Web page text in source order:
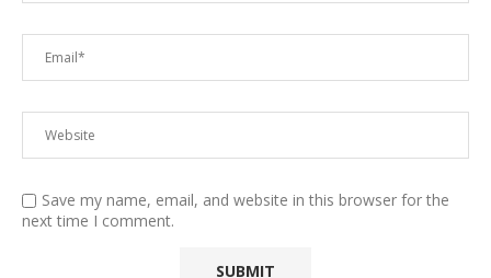
Save my name, email, and website in this browser for the
next time I comment.